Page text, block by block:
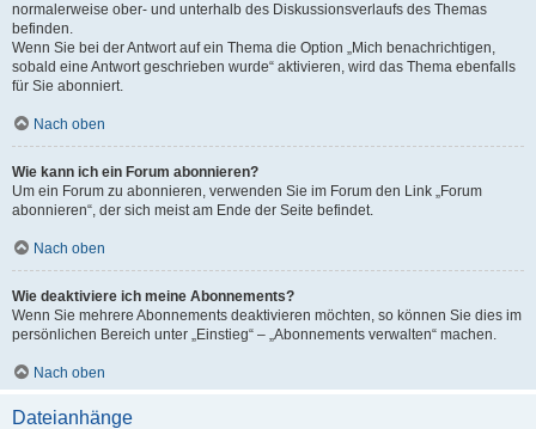
normalerweise ober- und unterhalb des Diskussionsverlaufs des Themas
befinden.
Wenn Sie bei der Antwort auf ein Thema die Option „Mich benachrichtigen,
sobald eine Antwort geschrieben wurde“ aktivieren, wird das Thema ebenfalls
für Sie abonniert.
Nach oben
Wie kann ich ein Forum abonnieren?
Um ein Forum zu abonnieren, verwenden Sie im Forum den Link „Forum
abonnieren“, der sich meist am Ende der Seite befindet.
Nach oben
Wie deaktiviere ich meine Abonnements?
Wenn Sie mehrere Abonnements deaktivieren möchten, so können Sie dies im
persönlichen Bereich unter „Einstieg“ – „Abonnements verwalten“ machen.
Nach oben
Dateianhänge